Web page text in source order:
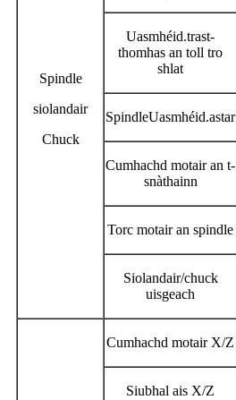
Spindle
siolandair
Chuck
Uasmhéid.trast-
thomhas an toll tro
shlat
SpindleUasmhéid.astar
Cumhachd motair an t-
snàthainn
Torc motair an spindle
Siolandair/chuck
uisgeach
Cumhachd motair X/Z
Siubhal ais X/Z